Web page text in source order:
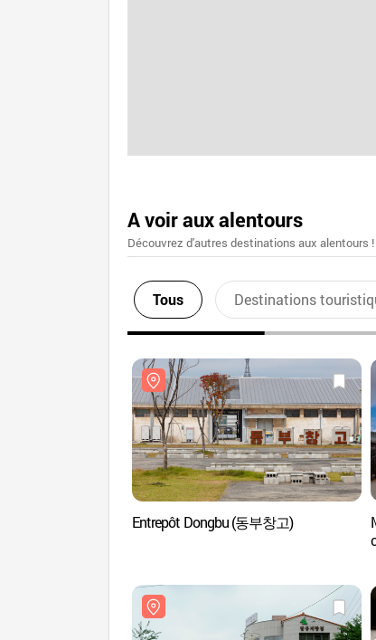
A voir aux alentours
Découvrez d'autres destinations aux alentours
Tous Destinations
Entrepôt Dongbu (동부창고)